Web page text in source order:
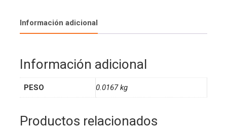
(25)
cantidad
i
e
:
Información adicional
Información adicional
PESO 0.0167 kg
Productos relacionados